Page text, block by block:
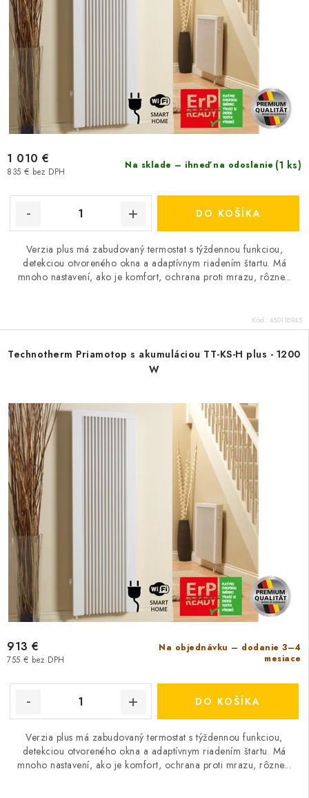
Na sklade – ihneď na odoslanie (1 ks)
835 € bez DPH
1 010 €
DO KOŠÍKA
Verzia plus má zabudovaný termostat s týždennou funkciou,
detekciou otvoreného okna a adaptívnym riadením štartu. Má
mnoho nastavení, ako je komfort, ochrana proti mrazu, rôzne...
Kód: 450118945
Technotherm Priamotop s akumuláciou TT-KS-H plus - 1200
W
Na objednávku – dodanie 3–4
mesiace
755 € bez DPH
913 €
DO KOŠÍKA
Verzia plus má zabudovaný termostat s týždennou funkciou,
detekciou otvoreného okna a adaptívnym riadením štartu. Má
mnoho nastavení, ako je komfort, ochrana proti mrazu, rôzne...